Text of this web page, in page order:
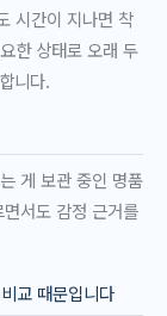
시간이 지나면 착
한 상태로 오래 두
니다.
게 보관 중인 명품
서도 감정 근거를
교 때문입니다